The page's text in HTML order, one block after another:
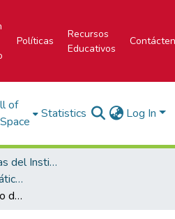
Políticas
Recursos
Educativos
of
Statistics Log In
Portal de Revistas del Instituto Tecnológico de Costa Rica
Revista Digital: Matemática, Educación e Internet
Esquemas del Concepto de Ecuación Diferencial Ordinaria en un Contexto Curricular Tradicional